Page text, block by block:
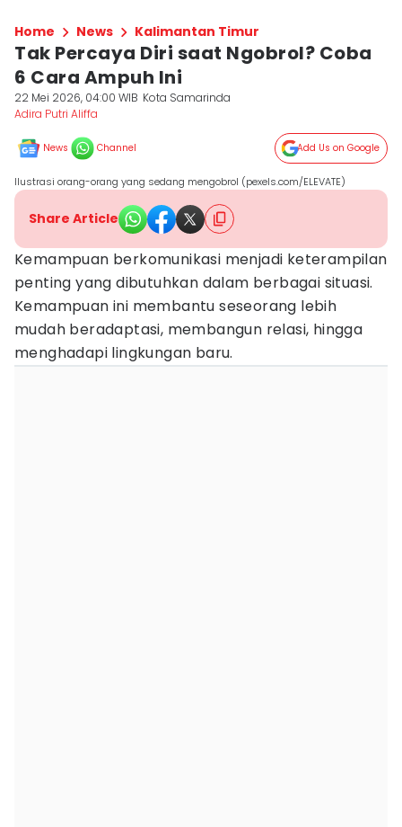
Home News Kalimantan Timur
Tak Percaya Diri saat Ngobrol? Coba
6 Cara Ampuh Ini
22 Mei 2026, 04:00 WIB Kota Samarinda
Adira Putri Aliffa
News Channel Add Us on Google
Ilustrasi orang-orang yang sedang mengobrol (pexels.com/ELEVATE)
Share Article
Kemampuan berkomunikasi menjadi keterampilan
penting yang dibutuhkan dalam berbagai situasi.
Kemampuan ini membantu seseorang lebih
mudah beradaptasi, membangun relasi, hingga
menghadapi lingkungan baru.